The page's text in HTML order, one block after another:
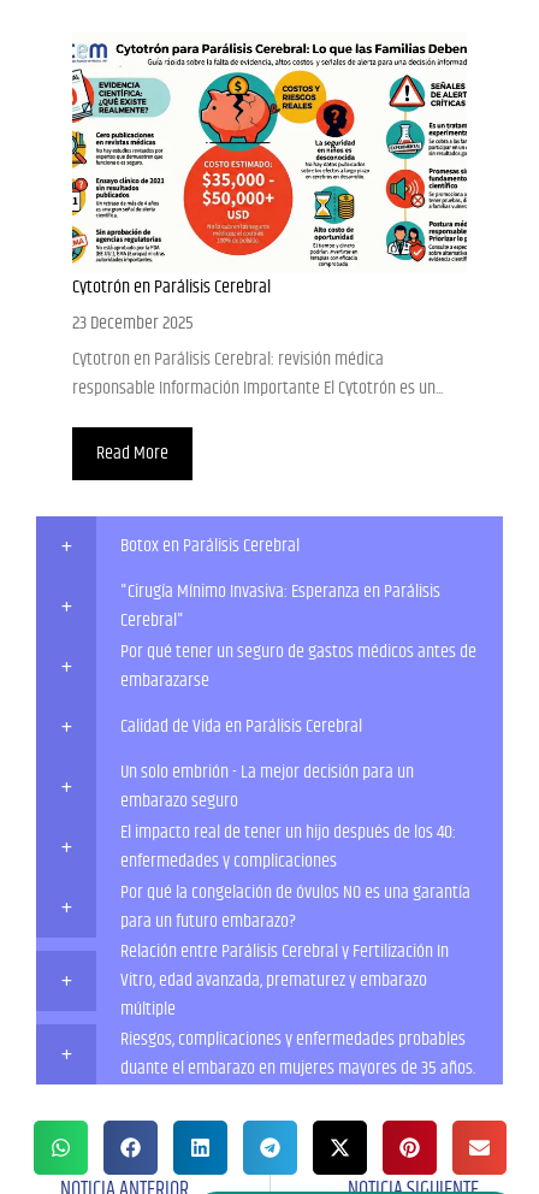
Cytotrón en Parálisis Cerebral
23 December 2025
Cytotron en Parálisis Cerebral: revisión médica
responsable Información Importante El Cytotrón es un...
Read More
Botox en Parálisis Cerebral
"Cirugía Mínimo Invasiva: Esperanza en Parálisis
Cerebral"
Por qué tener un seguro de gastos médicos antes de
embarazarse
Calidad de Vida en Parálisis Cerebral
Un solo embrión - La mejor decisión para un
embarazo seguro
El impacto real de tener un hijo después de los 40:
enfermedades y complicaciones
Por qué la congelación de óvulos NO es una garantía
para un futuro embarazo?
Relación entre Parálisis Cerebral y Fertilización In
Vitro, edad avanzada, prematurez y embarazo
múltiple
Riesgos, complicaciones y enfermedades probables
duante el embarazo en mujeres mayores de 35 años.